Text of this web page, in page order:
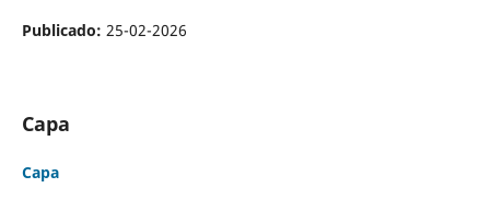
Publicado: 25-02-2026
Capa
Capa